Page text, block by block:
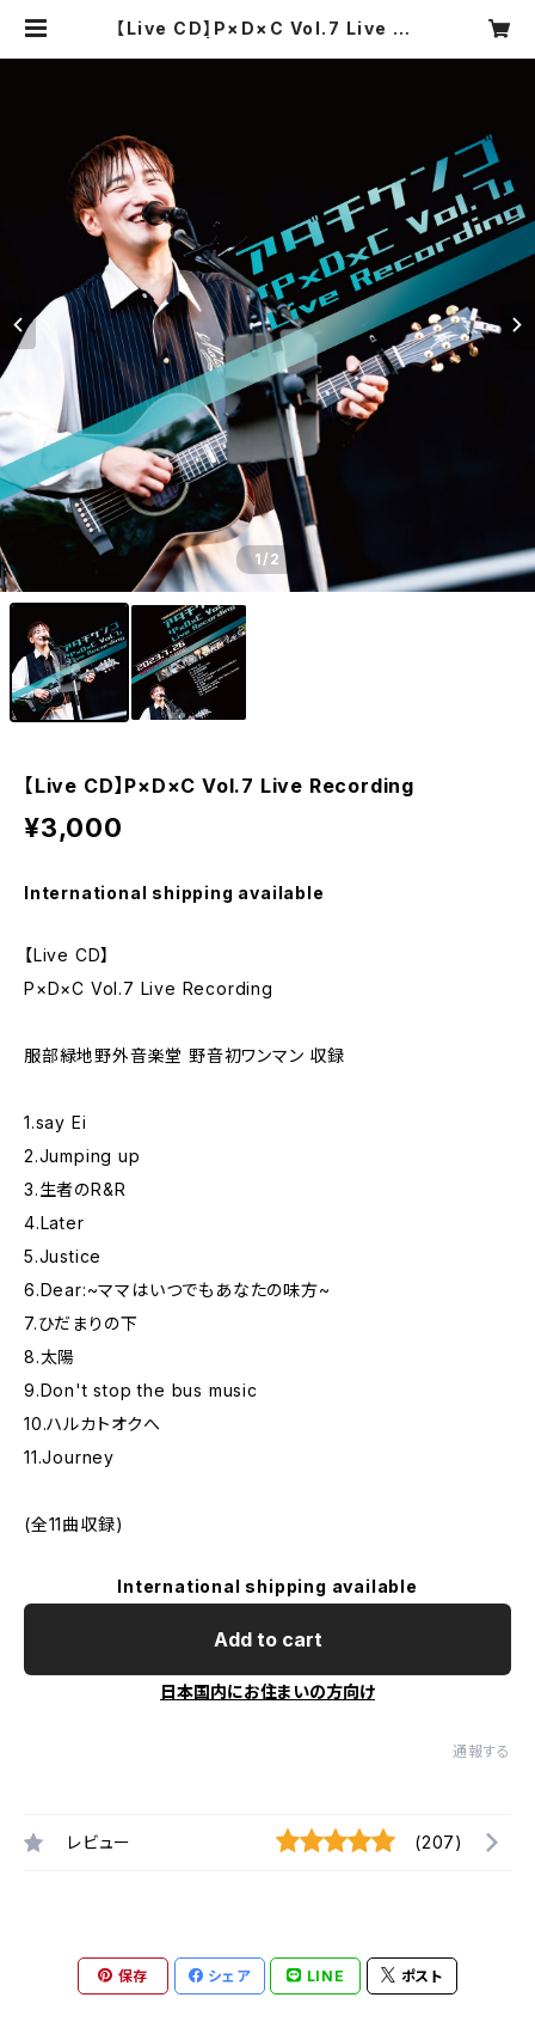
【Live CD】P×D×C Vol.7 Live Re
1/2
【Live CD】P×D×C Vol.7 Live Recording
¥3,000
International shipping available
【Live CD】
P×D×C Vol.7 Live Recording
服部緑地野外音楽堂 野音初ワンマン 収録
1.say Ei
2.Jumping up
3.生者のR&R
4.Later
5.Justice
6.Dear:~ママはいつでもあなたの味方~
7.ひだまりの下
8.太陽
9.Don't stop the bus music
10.ハルカトオクへ
11.Journey
(全11曲収録)
International shipping available
Add to cart
日本国内にお住まいの方向け
通報する
レビュー (207)
保存 シェア LINE ポスト